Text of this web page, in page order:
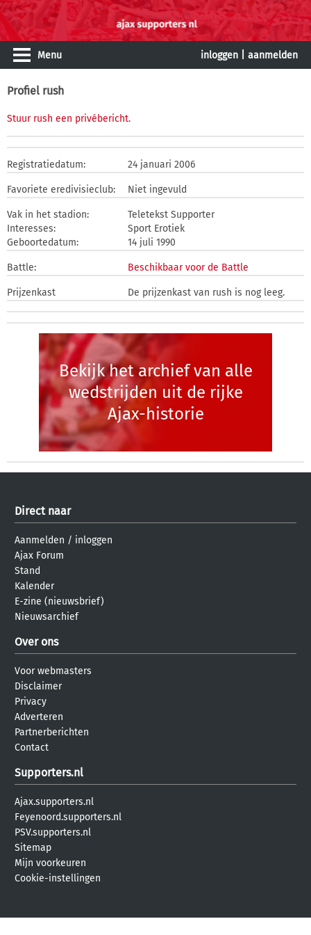
Menu inloggen aanmelden
Profiel rush
Stuur rush een privébericht.
Registratiedatum: 24 januari 2006
Favoriete eredivisieclub: Niet ingevuld
Vak in het stadion:
Teletekst Supporter
Interesses:
Sport Erotiek
Geboortedatum:
14 juli 1990
Battle: Beschikbaar voor de Battle
Prijzenkast De prijzenkast van rush is nog leeg.
Bekijk het archief van alle
wedstrijden uit de rijke
Ajax-historie
Direct naar
Aanmelden / inloggen
Ajax Forum
Stand
Kalender
E-zine (nieuwsbrief)
Nieuwsarchief
Over ons
Voor webmasters
Disclaimer
Privacy
Adverteren
Partnerberichten
Contact
Supporters.nl
Ajax.supporters.nl
Feyenoord.supporters.nl
PSV.supporters.nl
Sitemap
Mijn voorkeuren
Cookie-instellingen